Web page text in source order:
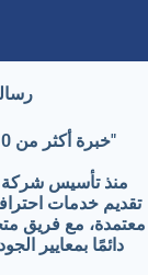
منذ تأسيس شركة
تقديم خدمات
معتمدة، مع فريق
دائمًا بمعايير